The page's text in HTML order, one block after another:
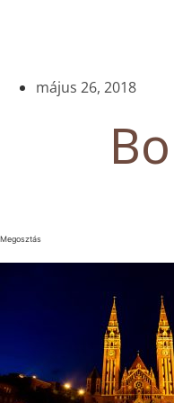
május 26, 2018
Megosztás